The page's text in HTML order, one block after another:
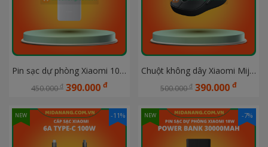
Pin sạc dự phòng Xiaomi 10000mah 22.5W Lite BHR9357TH
450.000đ 390.000 đ
Chuột không dây Xiaomi Mijia 3 XMWXSB03YM
500.000đ 390.000 đ
-11%
NEW -7%
NEW